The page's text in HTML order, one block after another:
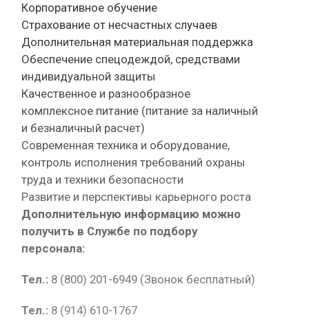
Корпоративное обучение
Страхование от несчастных случаев
Дополнительная материальная поддержка
Обеспечение спецодеждой, средствами
индивидуальной защиты
Качественное и разнообразное
комплексное питание (питание за наличный
и безналичный расчет)
Современная техника и оборудование,
контроль исполнения требований охраны
труда и техники безопасности
Развитие и перспективы карьерного роста
Дополнительную информацию можно
получить в Службе по подбору
персонала:
Тел.: 8 (800) 201-6949 (Звонок бесплатный)
Тел.: 8 (914) 610-1767